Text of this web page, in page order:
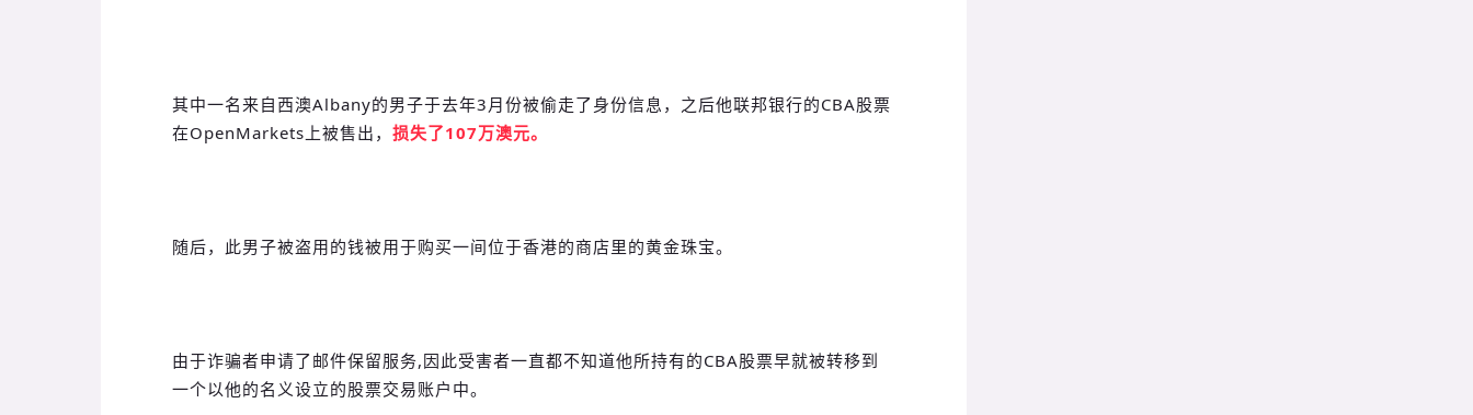
其中一名来自西澳Albany的男子于去年3月份被偷走了身份信息，之后他联邦银行的CBA股票
在OpenMarkets上被售出， 损失了107万澳元。
随后，此男子被盗用的钱被用于购买一间位于香港的商店里的黄金珠宝。
由于诈骗者申请了邮件保留服务,因此受害者一直都不知道他所持有的CBA股票早就被转移到
一个以他的名义设立的股票交易账户中。